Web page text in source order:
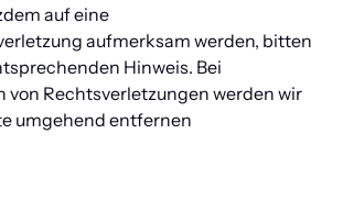
auf eine
aufmerksam werden, bitten
Hinweis. Bei
von Rechtsverletzungen werden wir
umgehend entfernen